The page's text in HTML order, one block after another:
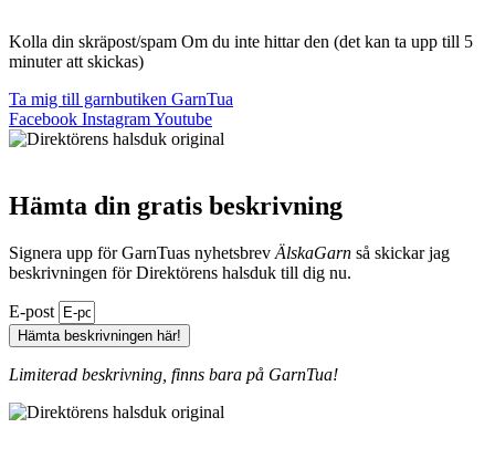
Kolla din skräpost/spam Om du inte hittar den (det kan ta upp till 5
minuter att skickas)
Ta mig till garnbutiken GarnTua
Facebook InstagramYoutube
Hämta din gratis beskrivning
Signera upp för GarnTuas nyhetsbrev ÄlskaGarn så skickar jag
beskrivningen för Direktörens halsduk till dig nu.
E-post
Hämta beskrivningen här!
Limiterad beskrivning, finns bara på GarnTua!